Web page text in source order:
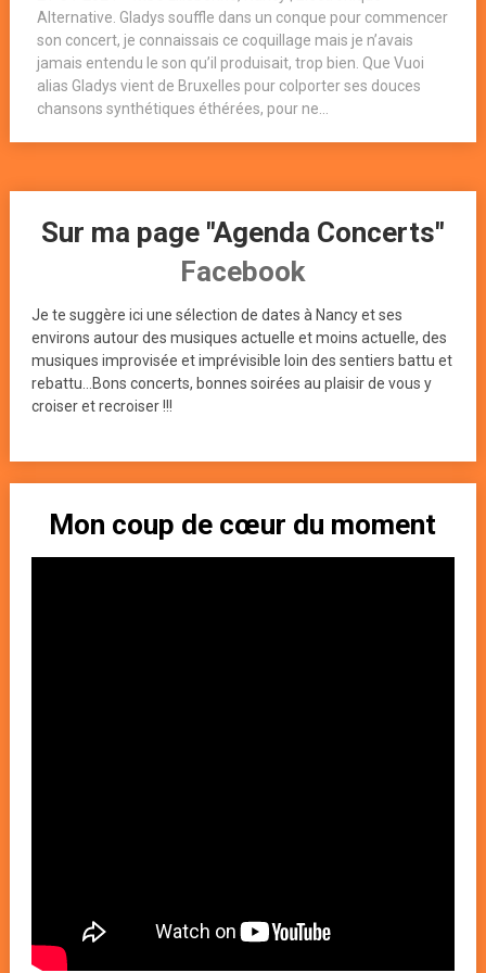
Alternative. Gladys souffle dans un conque pour commencer
son concert, je connaissais ce coquillage mais je n’avais
jamais entendu le son qu’il produisait, trop bien. Que Vuoi
alias Gladys vient de Bruxelles pour colporter ses douces
chansons synthétiques éthérées, pour ne...
Sur ma page "Agenda Concerts"
Facebook
Je te suggère ici une sélection de dates à Nancy et ses
environs autour des musiques actuelle et moins actuelle, des
musiques improvisée et imprévisible loin des sentiers battu et
rebattu...Bons concerts, bonnes soirées au plaisir de vous y
croiser et recroiser !!!
Mon coup de cœur du moment